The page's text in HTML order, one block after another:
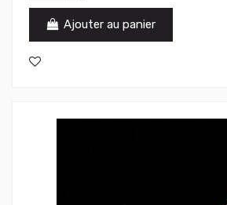
Ajouter au panier